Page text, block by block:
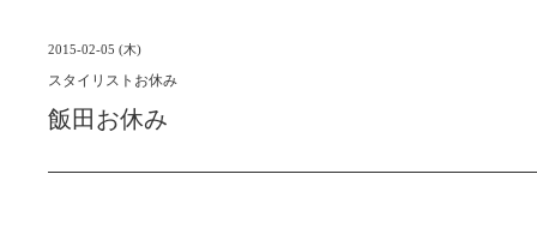
2015-02-05 (木)
スタイリストお休み
飯田お休み